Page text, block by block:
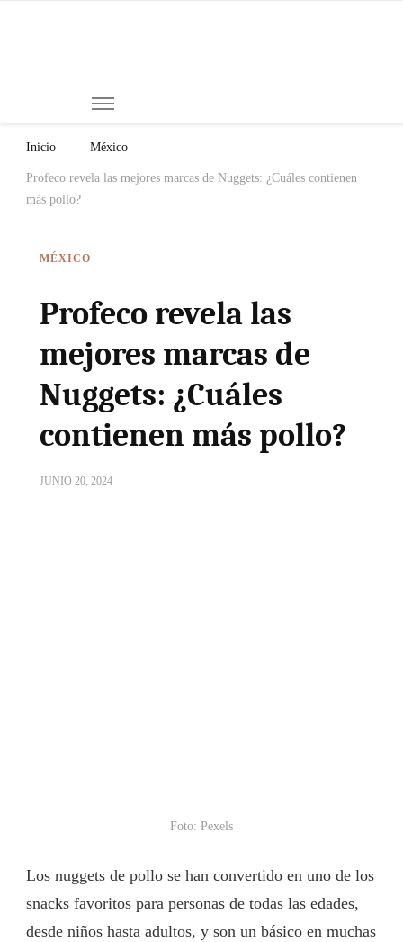
Inicio México
Profeco revela las mejores marcas de Nuggets: ¿Cuáles contienen
más pollo?
MÉXICO
Profeco revela las
mejores marcas de
Nuggets: ¿Cuáles
contienen más pollo?
JUNIO 20, 2024
Foto: Pexels
Los nuggets de pollo se han convertido en uno de los
snacks favoritos para personas de todas las edades,
desde niños hasta adultos, y son un básico en muchas